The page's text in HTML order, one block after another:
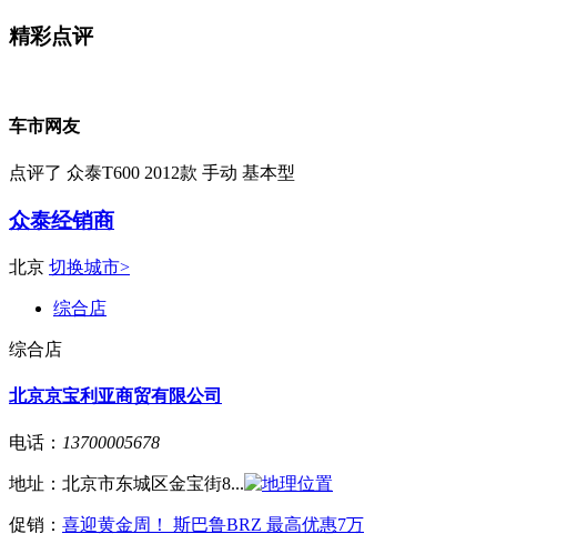
精彩点评
车市网友
点评了 众泰T600 2012款 手动 基本型
众泰经销商
北京 切换城市>
综合店
综合店
北京京宝利亚商贸有限公司
电话： 13700005678
地址： 北京市东城区金宝街8...
促销： 喜迎黄金周！ 斯巴鲁BRZ 最高优惠7万